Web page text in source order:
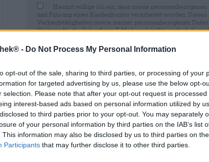
- Do Not Process My Personal Information
opt-out of the sale, sharing to third parties, or processing of your
for targeted advertising by us, please use the below opt-
selection. Please note that after your opt-out request is processed
interest-based ads based on personal information utilized by
to third parties prior to your opt-out. You may separately
of your personal information by third parties on the IAB’s list
This information may also be disclosed by us to third parties on the
Participants that may further disclose it to other third parties.
Hiermit willige ich ein, dass meine
und Führung eines Kundenkontos verarbeitet werden.
Verkaufstätigkeiten sowie meiner personenbezogenen
Wirkung für die Zukunft per E-Mail an shop@bierothek.de
durch den Widerruf der Einwilligung die Rechtmäßigkeit
Verarbeitung nicht berührt wird. Weitere Informationen
* Preise inkl. gesetzlicher MwSt. zzgl. Versandkosten zzgl.
Beschreibung Infos Bewertungen(1)